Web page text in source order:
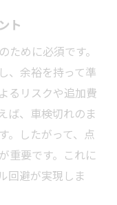
ト
めに必須です。
、余裕を持って準
るリスクや追加費
ば、車検切れのま
。したがって、点
重要です。これに
回避が実現しま